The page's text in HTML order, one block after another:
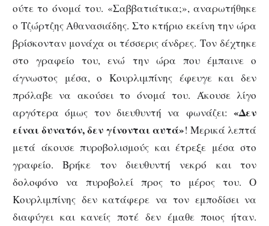
ούτε το όνομά του. «Σαββατιάτικα;», αναρωτήθηκε
ο Τζώρτζης Αθανασιάδης. Στο κτήριο εκείνη την ώρα
βρίσκονταν μονάχα οι τέσσερις άνδρες. Τον δέχτηκε
στο γραφείο του, ενώ την ώρα που έμπαινε ο
άγνωστος μέσα, ο Κουρλιμπίνης έφευγε και δεν
πρόλαβε να ακούσει το όνομά του. Άκουσε λίγο
αργότερα όμως τον διευθυντή να φωνάζει: «Δεν
είναι δυνατόν, δεν γίνονται αυτά»! Μερικά λεπτά
μετά άκουσε πυροβολισμούς και έτρεξε μέσα στο
γραφείο. Βρήκε τον διευθυντή νεκρό και τον
δολοφόνο να πυροβολεί προς το μέρος του. Ο
Κουρλιμπίνης δεν κατάφερε να τον εμποδίσει να
διαφύγει και κανείς ποτέ δεν έμαθε ποιος ήταν.